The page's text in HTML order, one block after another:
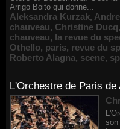
Arrigo Boito qui donne...
Aleksandra Kurzak,
chauveau, Christine Ducq,
chauveau, la revue du
Othello, paris, revue du
Roberto Alagna, scene,
L'Orchestre de Paris
son